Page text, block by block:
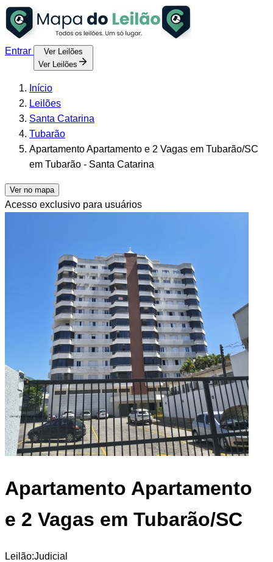
Entrar
Ver Leilões
Ver Leilões
Início
Leilões
Santa Catarina
Tubarão
Apartamento Apartamento e 2 Vagas em Tubarão/SC
em Tubarão - Santa Catarina
Ver no mapa
Acesso exclusivo para usuários
Apartamento Apartamento
e 2 Vagas em Tubarão/SC
Leilão:Judicial